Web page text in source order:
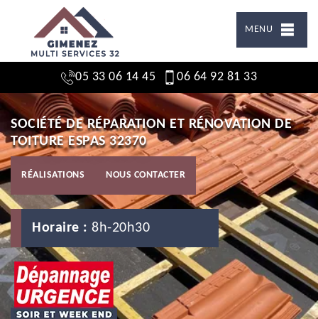
MENU
05 33 06 14 45 06 64 92 81 33
SOCIÉTÉ DE RÉPARATION ET RÉNOVATION DE
TOITURE ESPAS 32370
RÉALISATIONS NOUS CONTACTER
Horaire : 8h-20h30